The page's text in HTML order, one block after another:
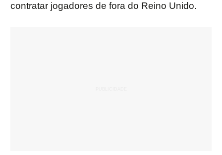
contratar jogadores de fora do Reino Unido.